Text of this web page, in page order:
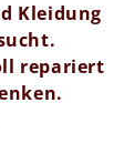
Kleidung
repariert